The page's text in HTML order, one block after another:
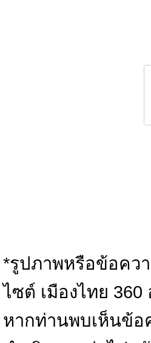
*รูปภาพหรือข้อคว
ไซต์ เมืองไทย
หากท่านพบเห็นข้อ